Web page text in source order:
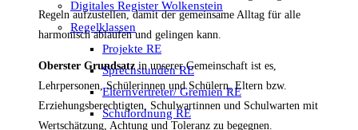
Digitales Register Wolkenstein
Regelklassen
Projekte RE
Sprechstunden RE
Elternvertreter/ Gremien RE
Schulordnung RE
Regeln aufzustellen, damit der gemeinsame Alltag für alle
harmonisch ablaufen und gelingen kann.
Oberster Grundsatzin unserer Gemeinschaft ist es,
Lehrpersonen, Schülerinnen und Schülern, Eltern bzw.
Erziehungsberechtigten, Schulwartinnen und Schulwarten mit
Wertschätzung, Achtung und Toleranz zu begegnen.